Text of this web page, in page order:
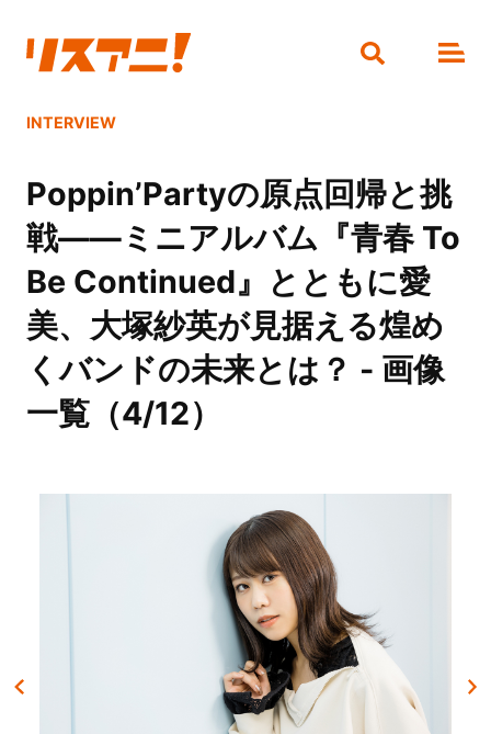
INTERVIEW
Poppin’Partyの原点回帰と挑
戦――ミニアルバム『青春 To
Be Continued』とともに愛
美、大塚紗英が見据える煌め
くバンドの未来とは？ - 画像
一覧（4/12）